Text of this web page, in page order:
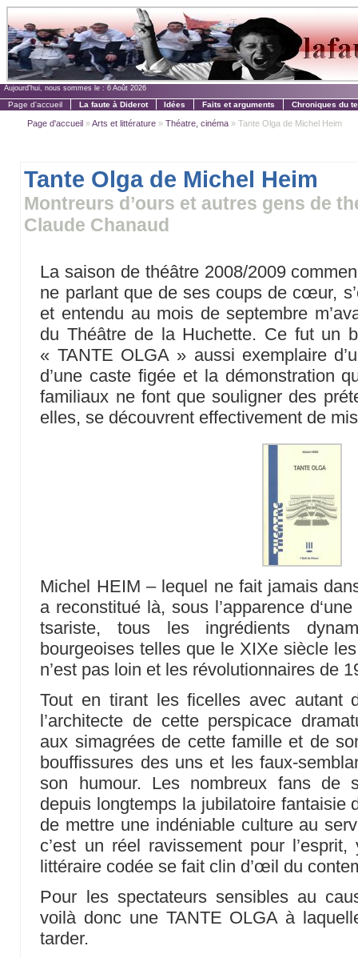
Aujourd'hui, nous sommes le : 6 Août 2026
Page d'accueil La faute à Diderot Idées Faits et arguments Chroniques du
Page d'accueil »Arts et littérature »Théatre, cinéma » Tante Olga de Michel Heim
Tante Olga de Michel Heim
Montreurs d’ours et autres gens de
Claude Chanaud
La saison de théâtre 2008/2009
ne parlant que de ses coups de cœur,
et entendu au mois de septembre
du Théâtre de la Huchette. Ce fut un
« TANTE OLGA » aussi exemplaire
d’une caste figée et la démonstration
familiaux ne font que souligner des
elles, se découvrent effectivement de
Michel HEIM – lequel ne fait jamais
a reconstitué là, sous l’apparence
tsariste, tous les ingrédients
bourgeoises telles que le XIXe siècle
n’est pas loin et les révolutionnaires de
Tout en tirant les ficelles avec autant
l’architecte de cette perspicace
aux simagrées de cette famille et de
bouffissures des uns et les faux-
son humour. Les nombreux fans de
depuis longtemps la jubilatoire fantaisie
de mettre une indéniable culture au
c’est un réel ravissement pour
littéraire codée se fait clin d’œil du
Pour les spectateurs sensibles au
voilà donc une TANTE OLGA à
tarder.